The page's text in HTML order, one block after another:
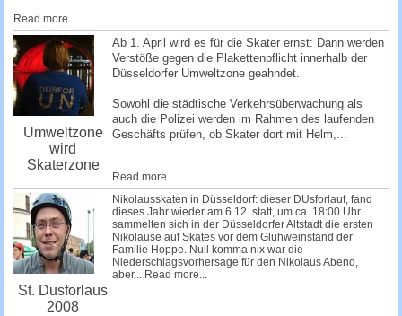
Read more...
Umweltzone
wird
Skaterzone
Ab 1. April wird es für die Skater ernst: Dann werden
Verstöße gegen die Plakettenpflicht innerhalb der
Düsseldorfer Umweltzone geahndet.
Sowohl die städtische Verkehrsüberwachung als
auch die Polizei werden im Rahmen des laufenden
Geschäfts prü­fen, ob Skater dort mit Helm,...
Read more...
St. Dusforlaus
2008
Nikolausskaten in Düsseldorf: dieser DUsforlauf, fand
dieses Jahr wieder am 6.12. statt, um ca. 18:00 Uhr
sammelten sich in der Düsseldorfer Altstadt die ersten
Nikoläuse auf Skates vor dem Glühweinstand der
Familie Hoppe. Null komma nix war die
Niederschlagsvorhersage für den Nikolaus Abend,
aber... Read more...